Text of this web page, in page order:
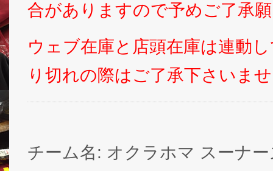
合がありますので予めご了承
ウェブ在庫と店頭在庫は連動
り切れの際はご了承下さいま
チーム名: オクラホマ スーナ